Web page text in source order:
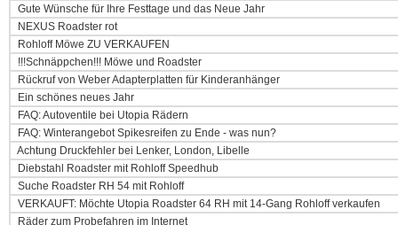
Gute Wünsche für Ihre Festtage und das Neue Jahr
NEXUS Roadster rot
Rohloff Möwe ZU VERKAUFEN
!!!Schnäppchen!!! Möwe und Roadster
Rückruf von Weber Adapterplatten für Kinderanhänger
Ein schönes neues Jahr
FAQ: Autoventile bei Utopia Rädern
FAQ: Winterangebot Spikesreifen zu Ende - was nun?
Achtung Druckfehler bei Lenker, London, Libelle
Diebstahl Roadster mit Rohloff Speedhub
Suche Roadster RH 54 mit Rohloff
VERKAUFT: Möchte Utopia Roadster 64 RH mit 14-Gang Rohloff verkaufen
Räder zum Probefahren im Internet